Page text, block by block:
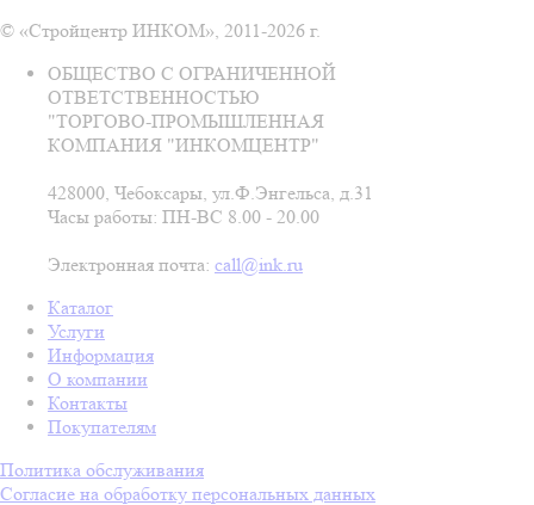
© «Стройцентр ИНКОМ», 2011-2026 г.
ОБЩЕСТВО С ОГРАНИЧЕННОЙ
ОТВЕТСТВЕННОСТЬЮ
"ТОРГОВО-ПРОМЫШЛЕННАЯ
КОМПАНИЯ "ИНКОМЦЕНТР"
428000, Чебоксары, ул.Ф.Энгельса, д.31
Часы работы: ПН-ВС 8.00 - 20.00
Электронная почта: call@ink.ru
Каталог
Услуги
Информация
О компании
Контакты
Покупателям
Политика обслуживания
Согласие на обработку персональных данных